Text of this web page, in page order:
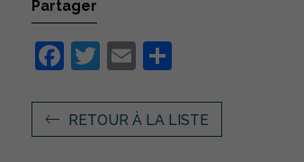
Partager
Facebook
Twitter
Email
RETOUR À LA LISTE